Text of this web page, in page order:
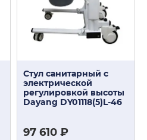
Стул санитарный с
электрической
регулировкой высоты
Dayang DY01118(5)L-46
97 610 ₽